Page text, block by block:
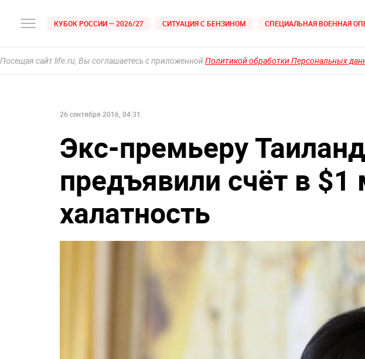
КУБОК РОССИИ — 2026/27 СИТУАЦИЯ С БЕНЗИНОМ СПЕЦИАЛЬНАЯ ВОЕННАЯ
Посещая сайт life.ru, Вы соглашаетесь с приложеннойПолитикой обработки Персональных
26 сентября 2016, 04:31
Экс-премьеру
предъявили счёт в $1
халатность